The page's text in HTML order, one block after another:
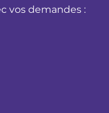
vos demandes :